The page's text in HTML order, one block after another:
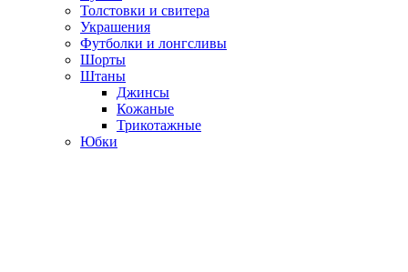
Толстовки и свитера
Украшения
Футболки и лонгсливы
Шорты
Штаны
Джинсы
Кожаные
Трикотажные
Юбки